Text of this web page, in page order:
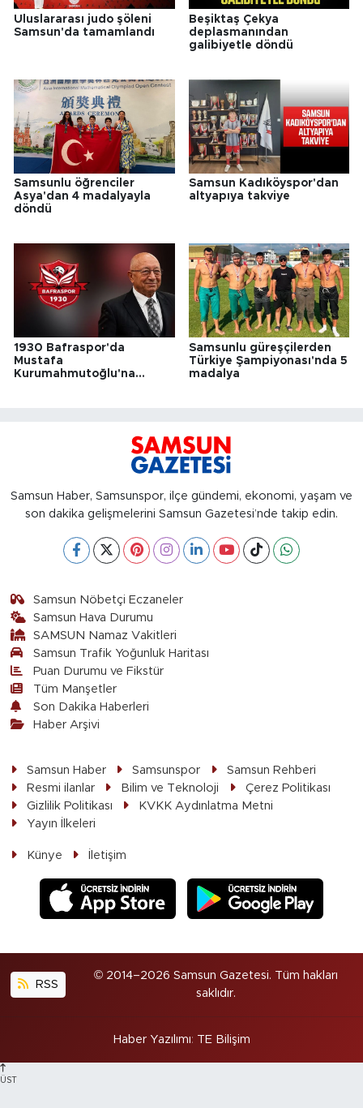
Uluslararası judo şöleni
Samsun'da tamamlandı
Beşiktaş Çekya
deplasmanından
galibiyetle döndü
Samsunlu öğrenciler
Asya'dan 4 madalyayla
döndü
Samsun Kadıköyspor'dan
altyapıya takviye
1930 Bafraspor'da
Mustafa
Kurumahmutoğlu'na
Samsunlu güreşçilerden
Türkiye Şampiyonası'nda 5
madalya
Samsun Haber, Samsunspor, ilçe gündemi, ekonomi, yaşam ve
son dakika gelişmelerini Samsun Gazetesi’nde takip edin.
Samsun Nöbetçi Eczaneler
Samsun Hava Durumu
SAMSUN Namaz Vakitleri
Samsun Trafik Yoğunluk Haritası
Puan Durumu ve Fikstür
Tüm Manşetler
Son Dakika Haberleri
Haber Arşivi
Samsun Haber Samsunspor
Samsun Rehberi
Resmi ilanlar
Bilim ve Teknoloji
Çerez Politikası
Gizlilik Politikası
KVKK Aydınlatma Metni
Yayın İlkeleri
Künye İletişim
RSS
© 2014–2026 Samsun Gazetesi. Tüm hakları
saklıdır.
Haber Yazılımı: TE Bilişim
ÜST